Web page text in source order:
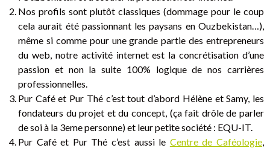
Nos profils sont plutôt classiques (dommage pour le coup
cela aurait été passionnant les paysans en Ouzbekistan…),
même si comme pour une grande partie des entrepreneurs
du web, notre activité internet est la concrétisation d’une
passion et non la suite 100% logique de nos carrières
professionnelles.
Pur Café et Pur Thé c’est tout d’abord Hélène et Samy, les
fondateurs du projet et du concept, (ça fait drôle de parler
de soi à la 3eme personne) et leur petite société : EQU-IT.
Pur Café et Pur Thé c’est aussi le Centre de Caféologie,